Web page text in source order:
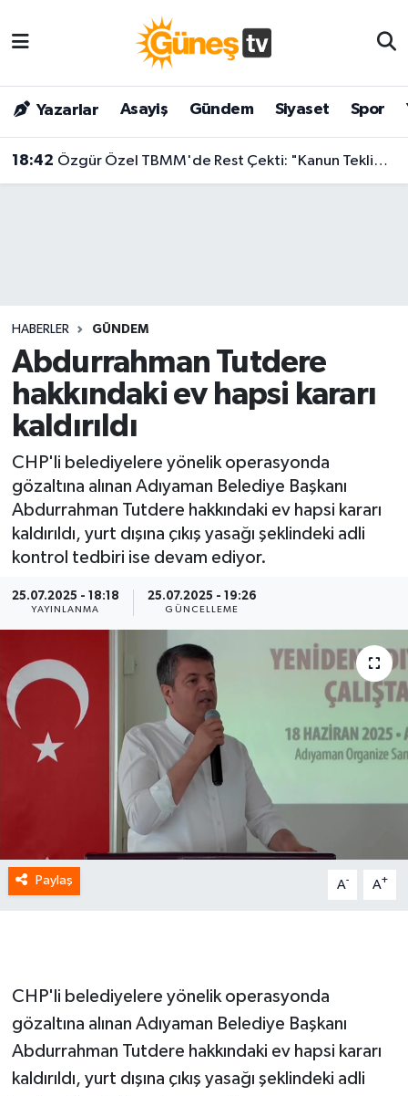
Yazarlar Asayiş Gündem Siyaset Spor
18:42 Özgür Özel TBMM'de Rest Çekti: "Kanun Teklifine İmza Atma Niyetimiz Yok!"
HABERLER GÜNDEM
Abdurrahman Tutdere
hakkındaki ev hapsi kararı
kaldırıldı
CHP'li belediyelere yönelik operasyonda
gözaltına alınan Adıyaman Belediye Başkanı
Abdurrahman Tutdere hakkındaki ev hapsi kararı
kaldırıldı, yurt dışına çıkış yasağı şeklindeki adli
kontrol tedbiri ise devam ediyor.
25.07.2025 - 18:18
YAYINLANMA
25.07.2025 - 19:26
GÜNCELLEME
Paylaş A- A+
CHP'li belediyelere yönelik operasyonda
gözaltına alınan Adıyaman Belediye Başkanı
Abdurrahman Tutdere hakkındaki ev hapsi kararı
kaldırıldı, yurt dışına çıkış yasağı şeklindeki adli
Bilim & Teknoloji
Dünya
Magazin
Siyaset
Spor
Yaşam
Malatya Nöbetçi Eczaneler
Malatya Hava Durumu
Malatya Namaz Vakitleri
Son Dakika Haberleri
Haber Arşivi